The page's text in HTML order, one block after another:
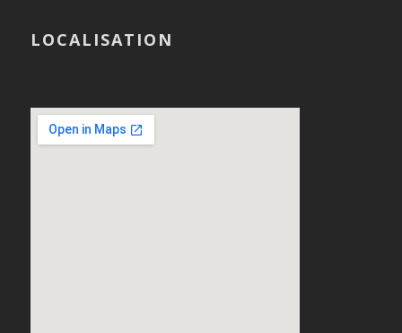
LOCALISATION